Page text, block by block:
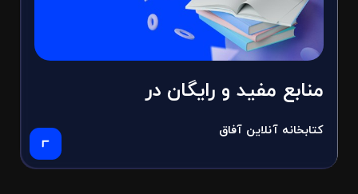
منابع مفید و رایگان در
کتابخانه آنلاین آفاق